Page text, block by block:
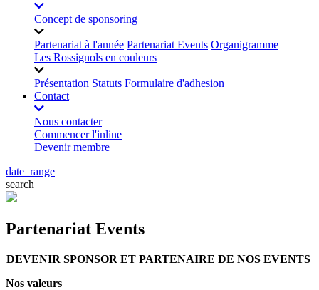
Concept de sponsoring
Partenariat à l'année Partenariat Events Organigramme
Les Rossignols en couleurs
Présentation Statuts Formulaire d'adhesion
Contact
Nous contacter
Commencer l'inline
Devenir membre
date_range
search
Partenariat Events
DEVENIR SPONSOR ET PARTENAIRE DE NOS EVENTS
Nos valeurs